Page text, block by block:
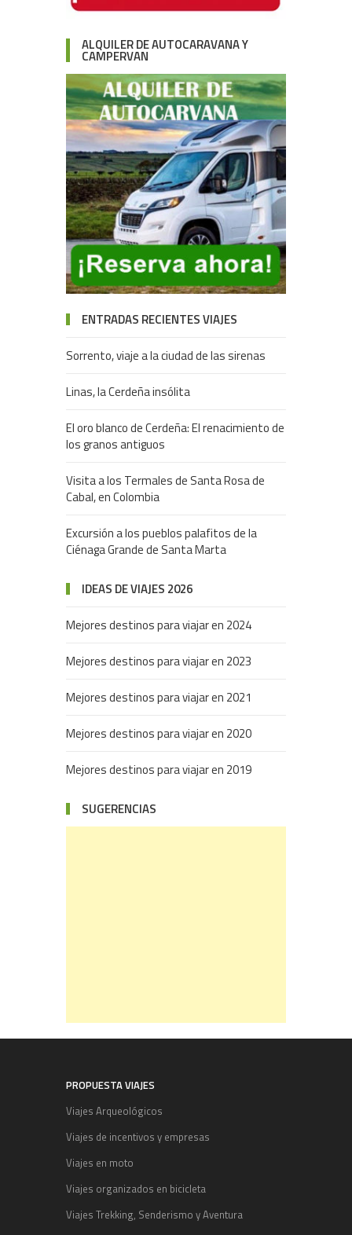
ALQUILER DE AUTOCARAVANA Y
CAMPERVAN
ENTRADAS RECIENTES VIAJES
Sorrento, viaje a la ciudad de las sirenas
Linas, la Cerdeña insólita
El oro blanco de Cerdeña: El renacimiento de
los granos antiguos
Visita a los Termales de Santa Rosa de
Cabal, en Colombia
Excursión a los pueblos palafitos de la
Ciénaga Grande de Santa Marta
IDEAS DE VIAJES 2026
Mejores destinos para viajar en 2024
Mejores destinos para viajar en 2023
Mejores destinos para viajar en 2021
Mejores destinos para viajar en 2020
Mejores destinos para viajar en 2019
SUGERENCIAS
PROPUESTA VIAJES
Viajes Arqueológicos
Viajes de incentivos y empresas
Viajes en moto
Viajes organizados en bicicleta
Viajes Trekking, Senderismo y Aventura